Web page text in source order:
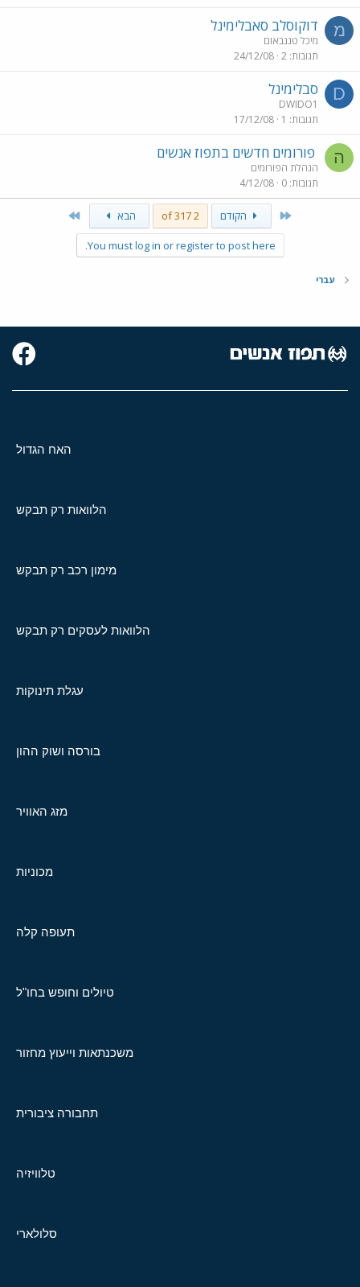
מ דוקוסלב סאבלימינל
מיכל טננבאום
תגובות 2
24/12/08
D סבלימינל
DWIDO1
תגובות 1
17/12/08
ה פורומים חדשים בתפוז אנשים
הנהלת הפורומים
תגובות 0
4/12/08
First הקודם 2 of 317 הבא
You must log in or register to post here.
עברי
האח הגדול
הלוואות רק תבקש
מימון רכב רק תבקש
הלוואות לעסקים רק תבקש
עגלת תינוקות
בורסה ושוק ההון
מזג האוויר
מכוניות
תעופה קלה
טיולים וחופש בחו"ל
משכנתאות וייעוץ מחזור
תחבורה ציבורית
טלוויזיה
סלולארי